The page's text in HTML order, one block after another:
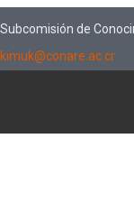
Subcomisión de
kimuk@conare.ac.cr